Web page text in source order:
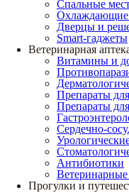
Спальные
Охлаждающие
Дверцы и
Smart-гаджеты
Ветеринарная
Витамины и
Препараты
Препараты
Сердечно-
Антибиотики
Ветеринарные
Прогулки и